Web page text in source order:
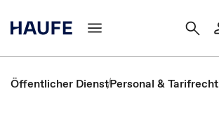
Öffentlicher DienstPersonal & Tarifrecht